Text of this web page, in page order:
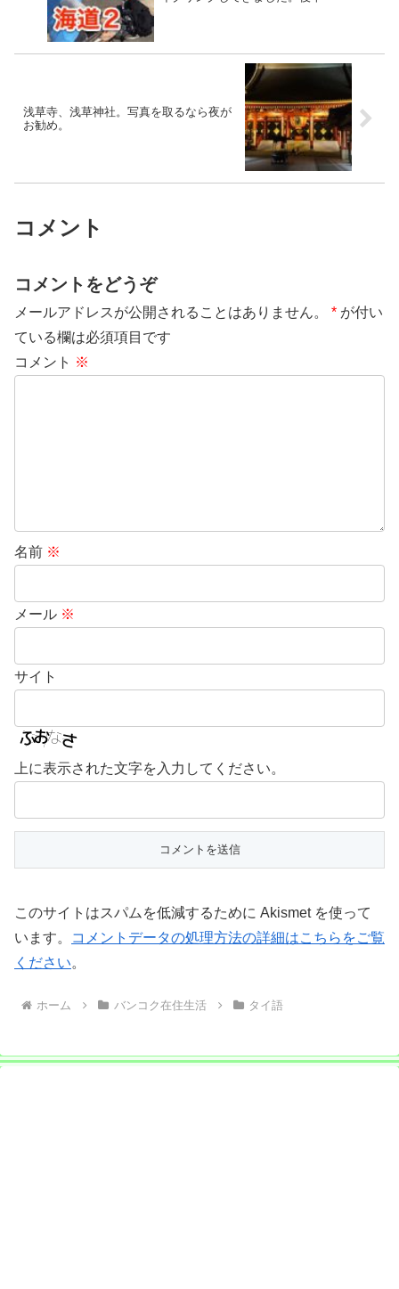
浅草寺、浅草神社。写真を取るなら夜が
お勧め。
コメント
コメントをどうぞ
メールアドレスが公開されることはありません。 * が付い
ている欄は必須項目です
コメント ※
名前 ※
メール ※
サイト
上に表示された文字を入力してください。
このサイトはスパムを低減するために Akismet を使って
います。
コメントデータの処理方法の詳細はこちらをご覧
ください。
ホーム バンコク在住生活 タイ語